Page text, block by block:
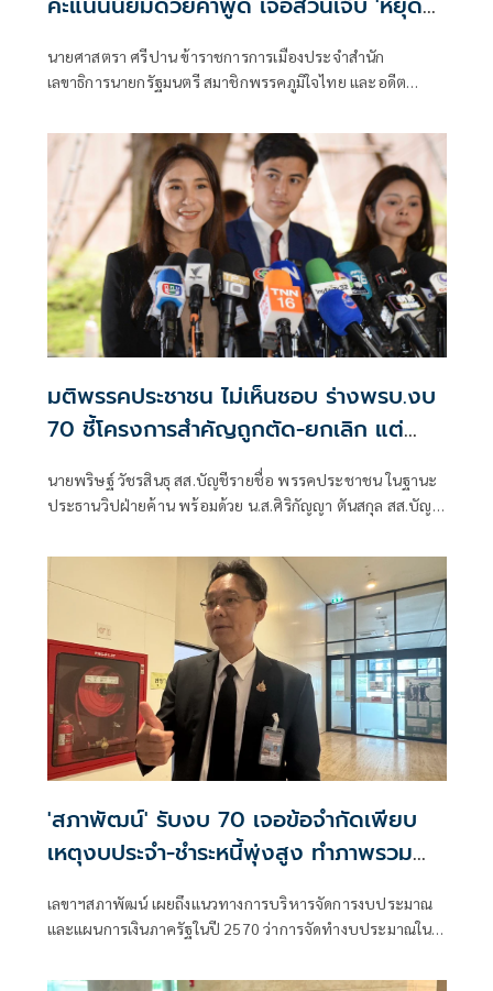
นายศาสตรา ศรีปาน ข้าราชการการเมืองประจำสำนัก
เลขาธิการนายกรัฐมนตรี สมาชิกพรรคภูมิใจไทย และอดีต
แก้ว สส.สงขลา พรรคประชาธิปัตย์ จากกรณีอภิปรายงบ
ประมาณปี 70 ในประเด็นน้ำท่วมหาดใหญ่ ซึ่งนายจูรีอภิปราย
ให้มีการใช้งบในเชิงรุกป้องกันน้ำท่วมมากกว่าการเยียวยา
มติพรรคประชาชน ไม่เห็นชอบ ร่างพรบ.งบ
70 ชี้โครงการสำคัญถูกตัด-ยกเลิก แต่
เรื่องไม่จำเป็นกลับได้เพิ่มขึ้น
นายพริษฐ์ วัชรสินธุ สส.บัญชีรายชื่อ พรรคประชาชน ในฐานะ
ประธานวิปฝ่ายค้าน พร้อมด้วย น.ส.ศิริกัญญา ตันสกุล สส.บัญชี
สส.บัญชีรายชื่อ และโฆษกพรรคประชาชน ให้สัมภาษณ์ถึงการ
พิจารณาร่างพระราชบัญญัติงบประมาณรายจ่ายประจํา
ปีงบประมาณ พ.ศ.2570
'สภาพัฒน์' รับงบ 70 เจอข้อจำกัดเพียบ
เหตุงบประจำ-ชำระหนี้พุ่งสูง ทำภาพรวม
เลขาฯสภาพัฒน์ เผยถึงแนวทางการบริหารจัดการงบประมาณ
และแผนการเงินภาครัฐในปี 2570 ว่าการจัดทำงบประมาณในปี
ในงบประมาณประจำ